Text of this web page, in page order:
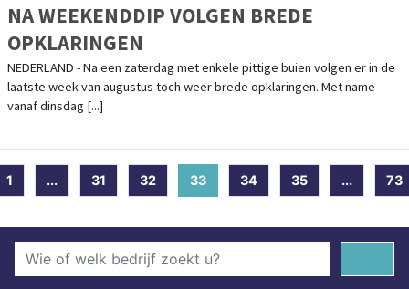
NA WEEKENDDIP VOLGEN BREDE
OPKLARINGEN
NEDERLAND - Na een zaterdag met enkele pittige buien volgen er in de
laatste week van augustus toch weer brede opklaringen. Met name
vanaf dinsdag [...]
1 ... 31 32 33 (current)
34 35 ... 73